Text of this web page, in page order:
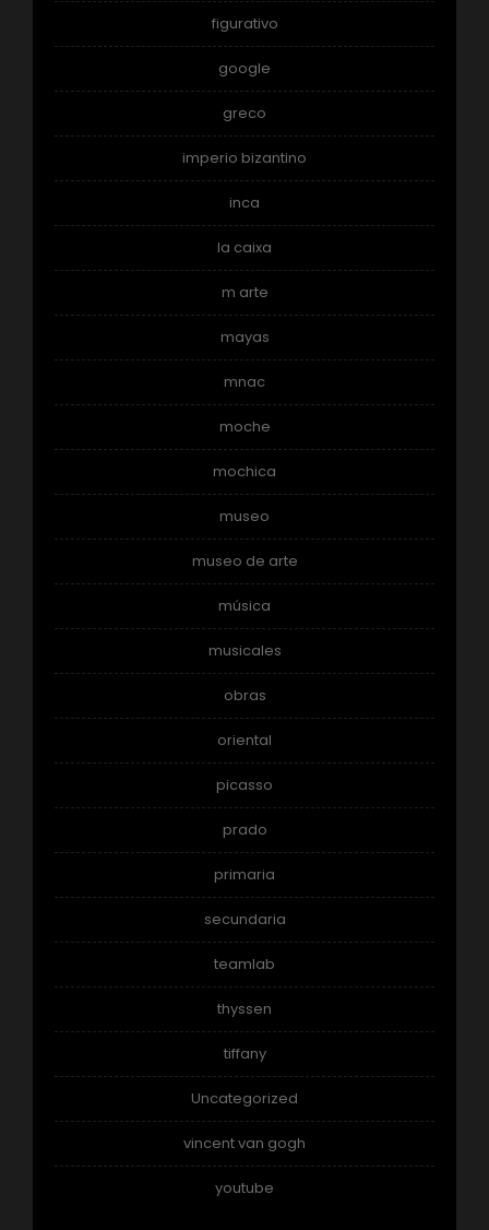
figurativo
google
greco
imperio bizantino
inca
la caixa
m arte
mayas
mnac
moche
mochica
museo
museo de arte
música
musicales
obras
oriental
picasso
prado
primaria
secundaria
teamlab
thyssen
tiffany
Uncategorized
vincent van gogh
youtube